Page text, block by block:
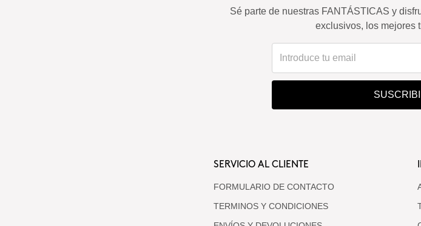
Sé parte de nuestras FANTÁSTICAS y
exclusivos, los mejores
SERVICIO AL CLIENTE
FORMULARIO DE CONTACTO
TERMINOS Y CONDICIONES